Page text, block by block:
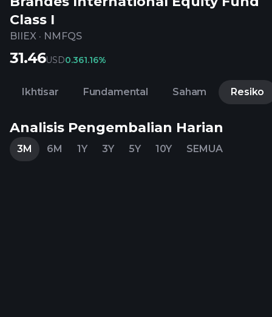
Class I
BIIEX · NMFQS
31.46USD0.361.16%
Ikhtisar Fundamental Saham Resiko
Analisis Pengembalian Harian
3M 6M 1Y 3Y 5Y 10Y SEMUA